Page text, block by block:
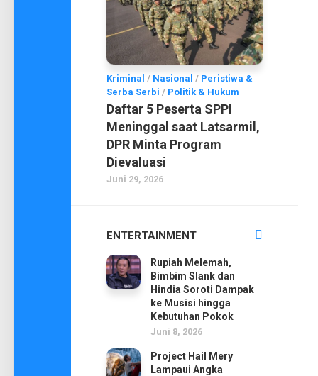
Kriminal / Nasional / Peristiwa &
Serba Serbi / Politik & Hukum
Daftar 5 Peserta SPPI
Meninggal saat Latsarmil,
DPR Minta Program
Dievaluasi
Juni 29, 2026
ENTERTAINMENT
Rupiah Melemah,
Bimbim Slank dan
Hindia Soroti Dampak
ke Musisi hingga
Kebutuhan Pokok
Juni 8, 2026
Project Hail Mery
Lampaui Angka